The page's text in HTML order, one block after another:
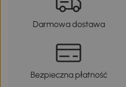
Darmowa dostawa
Bezpieczna płatność